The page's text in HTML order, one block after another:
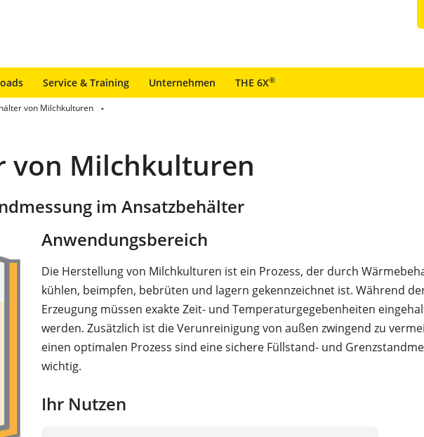
Service & Training Unternehmen THE 6X®
von Milchkulturen
von Milchkulturen
im Ansatzbehälter
Anwendungsbereich
Die Herstellung von Milchkulturen ist ein Prozess, der durch
kühlen, beimpfen, bebrüten und lagern gekennzeichnet ist. Während
Erzeugung müssen exakte Zeit- und Temperaturgegebenheiten
werden. Zusätzlich ist die Verunreinigung von außen zwingend zu
einen optimalen Prozess sind eine sichere Füllstand- und
wichtig.
Ihr Nutzen